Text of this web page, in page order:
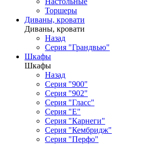
Торшеры
Диваны, кровати
Диваны, кровати
Назад
Серия "Грандвью"
Шкафы
Шкафы
Назад
Серия "900"
Серия "902"
Серия "Гласс"
Серия "Е"
Серия "Карнеги"
Серия "Кембридж"
Серия "Перфо"